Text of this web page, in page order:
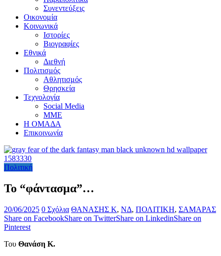
Συνεντεύξεις
Οικονομία
Κοινωνικά
Ιστορίες
Βιογραφίες
Εθνικά
Διεθνή
Πολιτισμός
Αθλητισμός
Θρησκεία
Τεχνολογία
Social Media
ΜΜΕ
Η ΟΜΑΔΑ
Επικοινωνία
Πολιτική
Το “φάντασμα”…
20/06/2025 0 Σχόλια ΘΑΝΑΣΗΣ Κ, ΝΔ, ΠΟΛΙΤΙΚΗ, ΣΑΜΑΡΑΣ
Share on FacebookShare on TwitterShare on LinkedinShare on
Pinterest
Του Θανάση Κ.